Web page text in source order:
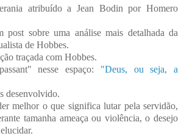
atribuído a Jean Bodin por Homero
post sobre uma análise mais detalhada da
de Hobbes.
traçada com Hobbes.
nesse espaço: "Deus, ou seja, a
desenvolvido.
melhor o que significa lutar pela servidão,
tamanha ameaça ou violência, o desejo